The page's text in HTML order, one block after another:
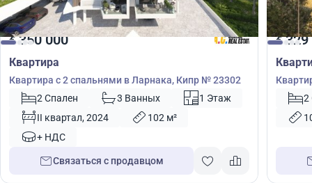
€350 000
Квартира
Квартира с 2 спальнями в Ларнака, Кипр № 23302
2 Спален
3 Ванных
1 Этаж
II квартал, 2024
102 м²
+ НДС
Связаться с продавцом
€329
2